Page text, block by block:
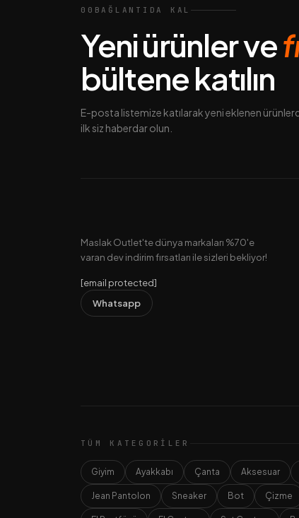
00 BAĞLANTIDA KAL
Yeni ürünler ve
bültene katılın
E-posta listemize katılarak yeni eklenen
ilk siz haberdar olun.
Maslak Outlet'te dünya markaları %70'e
varan dev indirim fırsatları ile sizleri bekliyor!
[email protected]
Whatsapp
TÜM KATEGORILER
Giyim Ayakkabı Çanta Aksesuar
Jean Pantolon Sneaker Bot Çizme